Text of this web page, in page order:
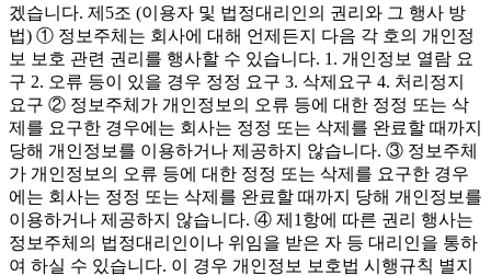
겠습니다. 제5조 (이용자 및 법정대리인의 권리와 그 행사 방
법) ① 정보주체는 회사에 대해 언제든지 다음 각 호의 개인정
보 보호 관련 권리를 행사할 수 있습니다. 1. 개인정보 열람 요
구 2. 오류 등이 있을 경우 정정 요구 3. 삭제요구 4. 처리정지
요구 ② 정보주체가 개인정보의 오류 등에 대한 정정 또는 삭
제를 요구한 경우에는 회사는 정정 또는 삭제를 완료할 때까지
당해 개인정보를 이용하거나 제공하지 않습니다. ③ 정보주체
가 개인정보의 오류 등에 대한 정정 또는 삭제를 요구한 경우
에는 회사는 정정 또는 삭제를 완료할 때까지 당해 개인정보를
이용하거나 제공하지 않습니다. ④ 제1항에 따른 권리 행사는
정보주체의 법정대리인이나 위임을 받은 자 등 대리인을 통하
여 하실 수 있습니다. 이 경우 개인정보 보호법 시행규칙 별지